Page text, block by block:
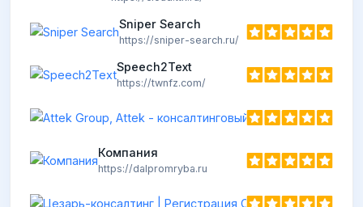
Sniper Search
https://sniper-search.ru/
Speech2Text
https://twnfz.com/
Компания
https://dalpromryba.ru